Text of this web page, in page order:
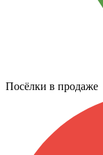
Посёлки в продаже